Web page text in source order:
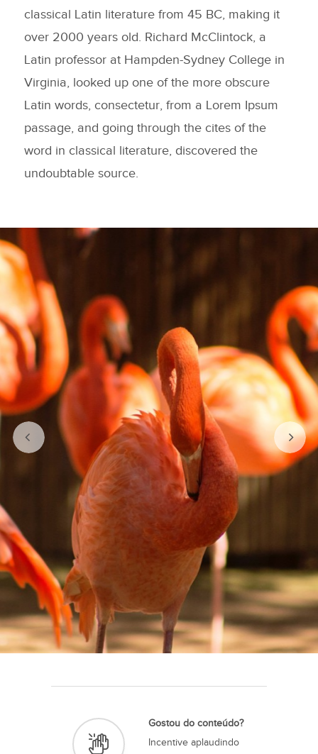
classical Latin literature from 45 BC, making it
over 2000 years old. Richard McClintock, a
Latin professor at Hampden-Sydney College in
Virginia, looked up one of the more obscure
Latin words, consectetur, from a Lorem Ipsum
passage, and going through the cites of the
word in classical literature, discovered the
undoubtable source.
Gostou do conteúdo?
Incentive aplaudindo